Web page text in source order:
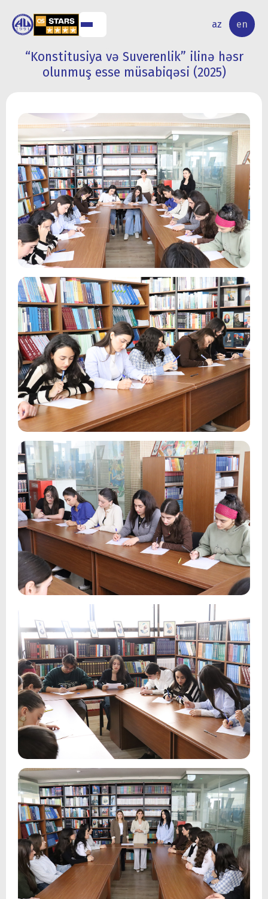
az en
RESEARCH
ACTIVITY
“Konstitusiya və Suverenlik” ilinə həsr
olunmuş esse müsabiqəsi (2025)